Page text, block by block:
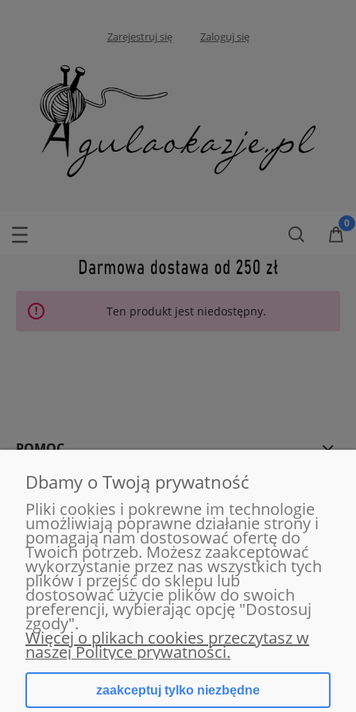
Zarejestruj się Zaloguj się
Ten produkt jest niedostępny.
POMOC
MOJE KONTO
PŁATNOŚCI I DOSTAWA
INFORMACJE
O NAS
pokaż pełną wersję strony
Dbamy o Twoją prywatność
Pliki cookies i pokrewne im technologie
umożliwiają poprawne działanie strony i
pomagają nam dostosować ofertę do
Twoich potrzeb. Możesz zaakceptować
wykorzystanie przez nas wszystkich tych
plików i przejść do sklepu lub
dostosować użycie plików do swoich
preferencji, wybierając opcję "Dostosuj
zgody".
Więcej o plikach cookies przeczytasz w
naszej Polityce prywatności.
zaakceptuj tylko niezbędne